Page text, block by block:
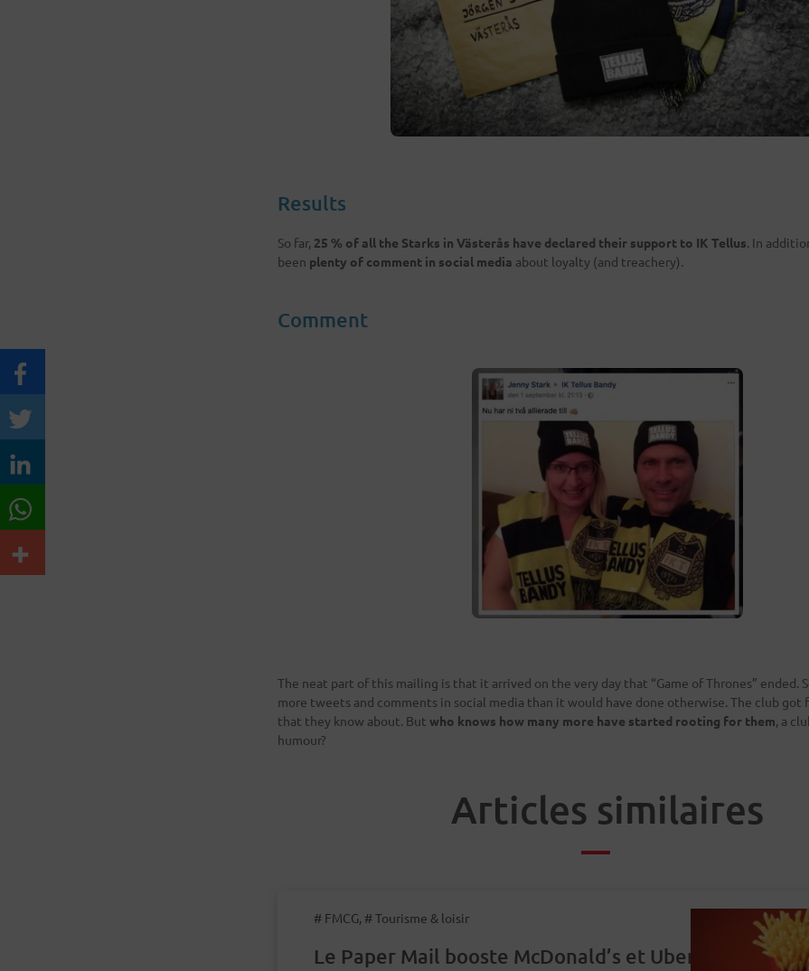
Results
So far, 25 % of all the Starks in Västerås have declared their support to IK Tellus. In
been plenty of comment in social media about loyalty (and treachery).
Comment
The neat part of this mailing is that it arrived on the very day that “Game of Thrones” ended.
more tweets and comments in social media than it would have done otherwise. The club got
that they know about. But who knows how many more have started rooting for them, a
humour?
Articles similaires
# FMCG, # Tourisme & loisir
Le Paper Mail booste McDonald’s et Uber